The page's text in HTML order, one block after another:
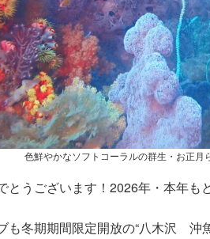
色鮮やかなソフトコーラルの群生・お正月
とうございます！2026年・本年も
も冬期期間限定開放の“八木沢 沖魚